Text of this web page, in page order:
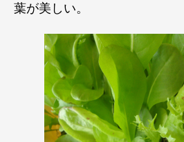
葉が美しい。